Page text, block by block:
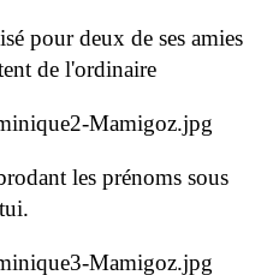
pour deux de ses amies
de l'ordinaire
les prénoms sous